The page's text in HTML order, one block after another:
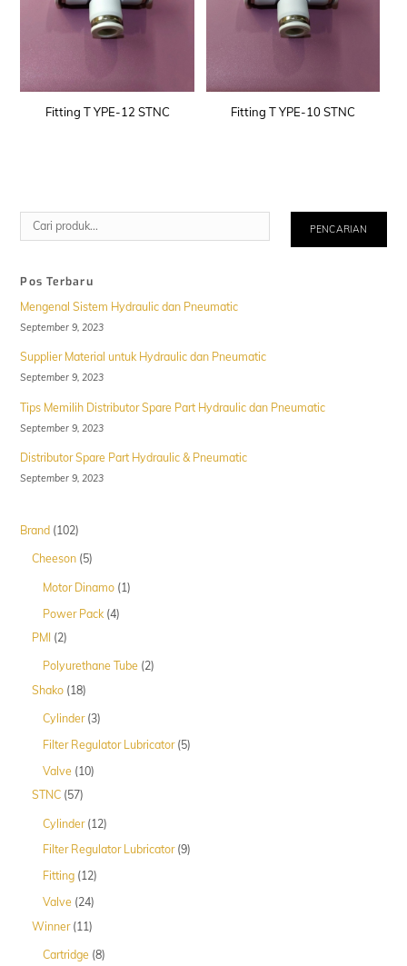
Fitting T YPE-12 STNC Fitting T YPE-10 STNC
Cari
PENCARIAN
Pos Terbaru
Mengenal Sistem Hydraulic dan Pneumatic
September 9, 2023
Supplier Material untuk Hydraulic dan Pneumatic
September 9, 2023
Tips Memilih Distributor Spare Part Hydraulic dan Pneumatic
September 9, 2023
Distributor Spare Part Hydraulic & Pneumatic
September 9, 2023
Brand 102102
Cheeson 55
Motor Dinamo 11
Power Pack 44
PMI 22
Polyurethane Tube 22
Shako 1818
Cylinder 33
Filter Regulator Lubricator 55
Valve 1010
STNC 5757
Cylinder 1212
Filter Regulator Lubricator 99
Fitting 1212
Valve 2424
Produk
Winner 1111
Cartridge 88